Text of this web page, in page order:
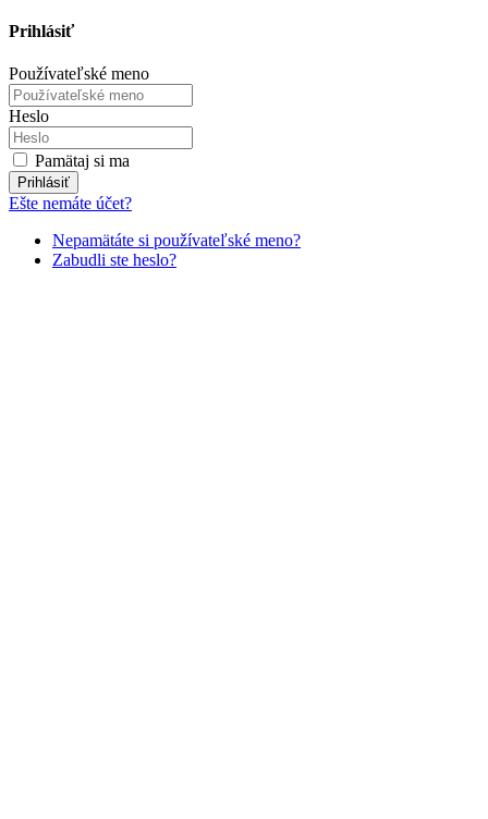
Prihlásiť
Používateľské meno
Heslo
Pamätaj si ma
Prihlásiť
Ešte nemáte účet?
Nepamätáte si používateľské meno?
Zabudli ste heslo?